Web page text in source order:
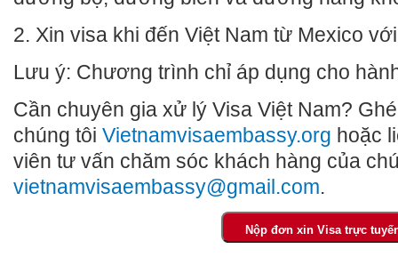
2. Xin visa khi đến Việt Nam từ Mexico
Lưu ý: Chương trình chỉ áp dụng cho
Cần chuyên gia xử lý Visa Việt Nam?
chúng tôi Vietnamvisaembassy.org hoặc
viên tư vấn chăm sóc khách hàng của
vietnamvisaembassy@gmail.com.